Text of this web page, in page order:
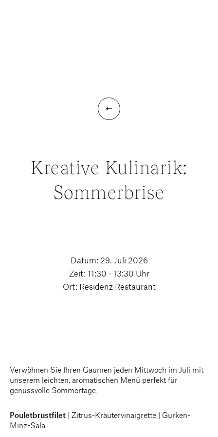
Kreative Kulinarik:
Sommerbrise
Datum: 29. Juli 2026
Zeit: 11:30 - 13:30 Uhr
Ort: Residenz Restaurant
Verwöhnen Sie Ihren Gaumen jeden Mittwoch im Juli mit
unserem leichten, aromatischen Menü perfekt für
genussvolle Sommertage:
Pouletbrustfilet | Zitrus-Kräutervinaigrette | Gurken-
Minz-Sala